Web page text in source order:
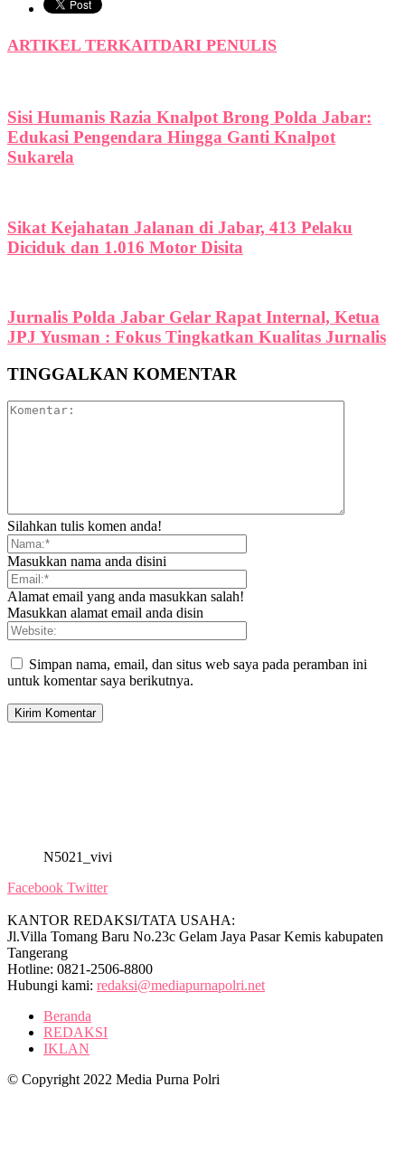
ARTIKEL TERKAITDARI PENULIS
Sisi Humanis Razia Knalpot Brong Polda Jabar:
Edukasi Pengendara Hingga Ganti Knalpot
Sukarela
Sikat Kejahatan Jalanan di Jabar, 413 Pelaku
Diciduk dan 1.016 Motor Disita
Jurnalis Polda Jabar Gelar Rapat Internal, Ketua
JPJ Yusman : Fokus Tingkatkan Kualitas Jurnalis
TINGGALKAN KOMENTAR
Silahkan tulis komen anda!
Masukkan nama anda disini
Alamat email yang anda masukkan salah!
Masukkan alamat email anda disin
Simpan nama, email, dan situs web saya pada peramban ini
untuk komentar saya berikutnya.
N5021_vivi
Facebook Twitter
KANTOR REDAKSI/TATA USAHA:
Jl.Villa Tomang Baru No.23c Gelam Jaya Pasar Kemis kabupaten
Tangerang
Hotline: 0821-2506-8800
Hubungi kami: redaksi@mediapurnapolri.net
Beranda
REDAKSI
IKLAN
© Copyright 2022 Media Purna Polri